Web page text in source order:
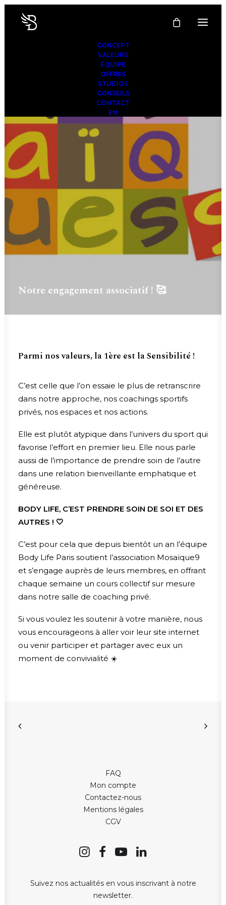
CONCEPT
VALEURS
ÉQUIPE
OFFRES
STUDIOS
CONSEILS
CONTACT
EN
Notre engagement associatif ! 🥰
Parmi nos valeurs, la 1ère est la Sensibilité !
C’est celle que l’on essaie le plus de retranscrire
dans notre approche, nos coachings sportifs
privés, nos espaces et nos actions.
Elle est plutôt atypique dans l’univers du sport qui
favorise l’effort en premier lieu. Elle nous parle
aussi de l’importance de prendre soin de l’autre
dans une relation bienveillante emphatique et
généreuse.
BODY LIFE, C’EST PRENDRE SOIN DE SOI ET DES
AUTRES ! 🤍
C’est pour cela que depuis bientôt un an l’équipe
Body Life Paris soutient l’association Mosaïque9
et s’engage auprès de leurs membres, en offrant
chaque semaine un cours collectif sur mesure
dans notre salle de coaching privé.
Si vous voulez les soutenir à votre manière, nous
vous encourageons à aller voir leur site internet
ou venir participer et partager avec eux un
moment de convivialité ☀️
FAQ
Mon compte
Contactez-nous
Mentions légales
CGV
Suivez nos actualités en vous inscrivant à notre
newsletter.